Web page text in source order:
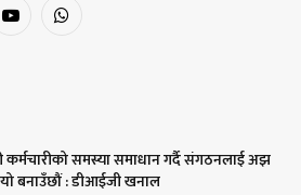
YouTubeWhatsApp
कर्मचारीको समस्या समाधान गर्दै संगठनलाई अझ
बनाउँछौं : डीआईजी खनाल